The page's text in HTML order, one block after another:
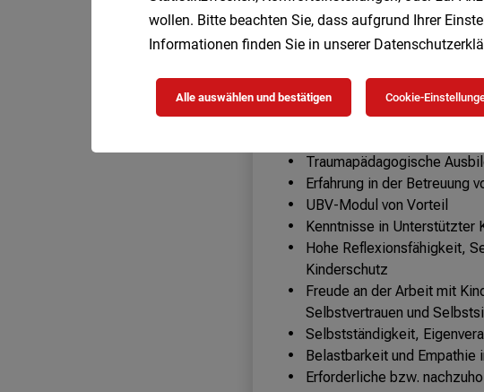
wollen. Bitte beachten Sie, dass aufgrund Ihrer
Informationen finden Sie in unserer
Alle auswählen und bestätigen Cookie-